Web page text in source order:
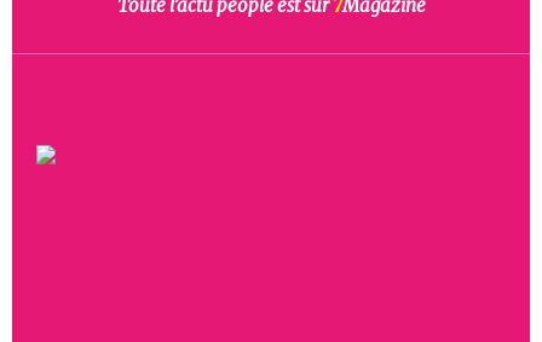
Toute l’actu people est sur7Magazine